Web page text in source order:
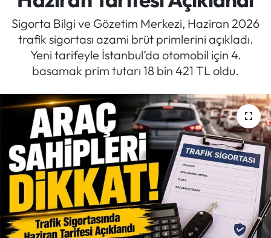
Sigorta Bilgi ve Gözetim Merkezi, Haziran 2026
trafik sigortası azami brüt primlerini açıkladı.
Yeni tarifeyle İstanbul’da otomobil için 4.
basamak prim tutarı 18 bin 421 TL oldu.
Politika
Politik Kulis
Dünya
Magazin
Mektup Galeri
Röportaj
Manşet
Köşe Yazıları
Tüm Manşetler
Son Dakika Haberleri
Haber Arşivi